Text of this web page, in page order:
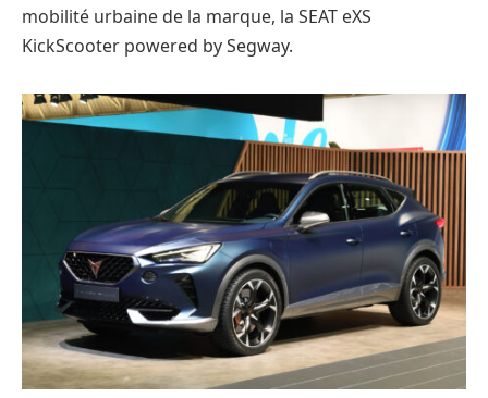
mobilité urbaine de la marque, la SEAT eXS
KickScooter powered by Segway.